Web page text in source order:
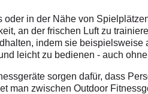
oder in der Nähe von
an der frischen Luft zu
indem sie
leicht zu bedienen - auch
sorgen dafür, dass
man zwischen Outdoor